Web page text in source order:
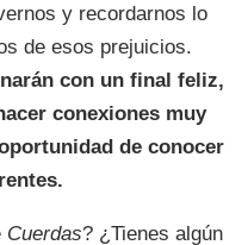
y recordarnos lo
de esos prejuicios.
con un final feliz,
conexiones muy
de conocer
Cuerdas? ¿Tienes algún